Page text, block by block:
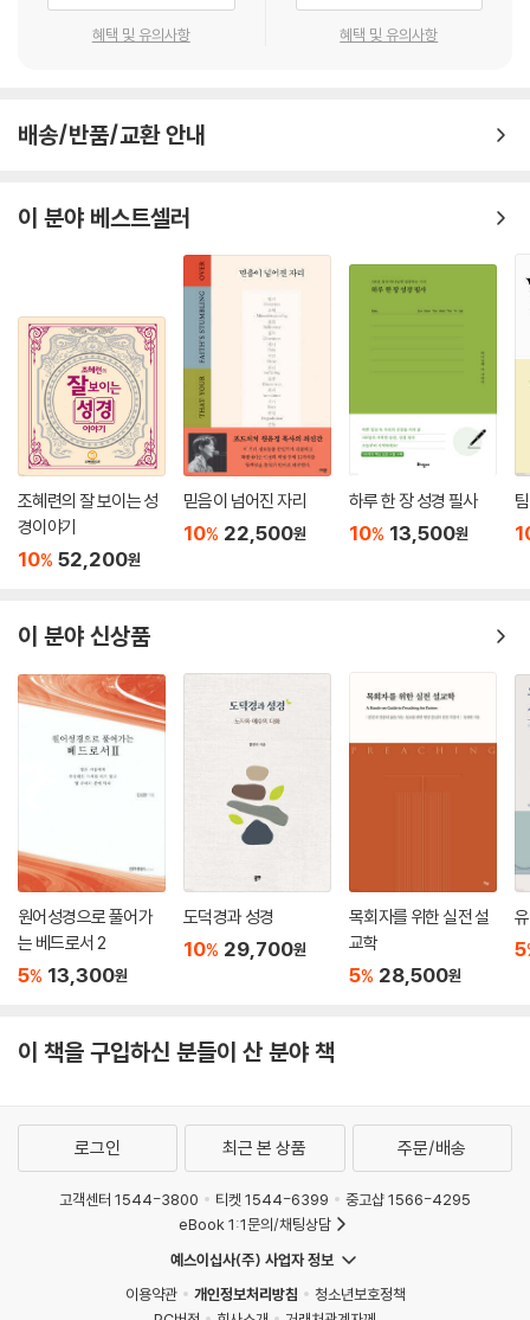
혜택 및 유의사항 혜택 및 유의사항
배송/반품/교환 안내
이 분야 베스트셀러
조혜련의 잘 보이는 성
경이야기
10% 52,200원
믿음이 넘어진 자리
10% 22,500원
하루 한 장 성경 필사
10% 13,500원
이 분야 신상품
원어성경으로 풀어가
는 베드로서 2
5% 13,300원
도덕경과 성경
10% 29,700원
목회자를 위한 실전 설
교학
5% 28,500원
5
이 책을 구입하신 분들이 산 분야 책
로그인 최근 본 상품 주문/배송
고객센터 1544-3800 티켓 1544-6399
중고샵 1566-4295
eBook 1:1문의/채팅상담
예스이십사(주) 사업자 정보
이용약관
개인정보처리방침
청소년보호정책